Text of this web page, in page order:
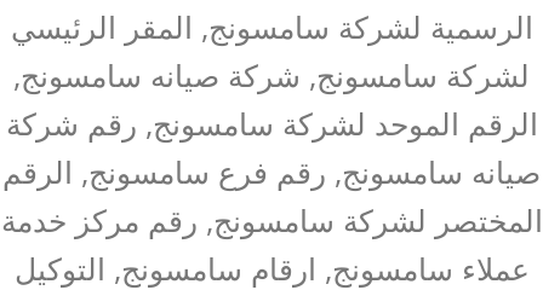
الرسمية لشركة سامسونج, المقر الرئيسي
لشركة سامسونج, شركة صيانه سامسونج,
الرقم الموحد لشركة سامسونج, رقم شركة
صيانه سامسونج, رقم فرع سامسونج, الرقم
المختصر لشركة سامسونج, رقم مركز خدمة
عملاء سامسونج, ارقام سامسونج, التوكيل